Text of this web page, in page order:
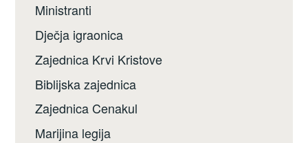
Ministranti
Dječja igraonica
Zajednica Krvi Kristove
Biblijska zajednica
Zajednica Cenakul
Marijina legija